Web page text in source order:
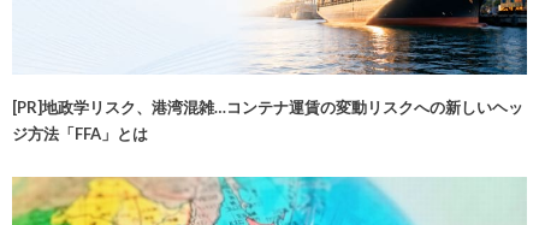
[PR]地政学リスク、港湾混雑…コンテナ運賃の変動リスクへの新しいヘッ
ジ方法「FFA」とは